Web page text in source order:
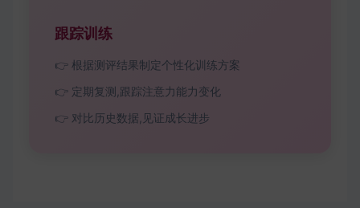
跟踪训练
👉 根据测评结果制定个性化训练方案
👉 定期复测,跟踪注意力能力变化
👉 对比历史数据,见证成长进步